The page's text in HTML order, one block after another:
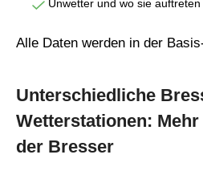
Unwetter und wo sie auftreten
Alle Daten werden in der
Unterschiedliche
Wetterstationen:
der Bresser